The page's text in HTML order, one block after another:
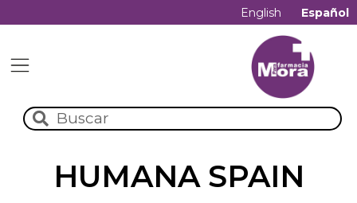
English Español
HUMANA SPAIN